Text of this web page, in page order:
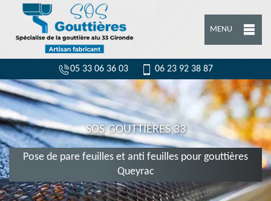
MENU
05 33 06 36 03 06 23 92 38 87
SOS GOUTTIÈRES 33
Pose de pare feuilles et anti feuilles pour gouttières
Queyrac